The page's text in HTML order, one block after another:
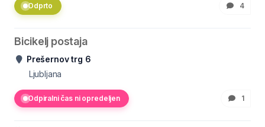
Odprto 4
Bicikelj postaja
Prešernov trg 6
Ljubljana
Odpiralni čas ni opredeljen 1